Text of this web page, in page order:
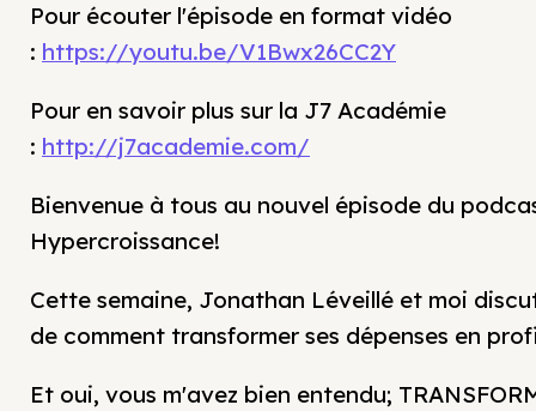
Pour écouter l'épisode en format vidéo
: https://youtu.be/V1Bwx26CC2Y
Pour en savoir plus sur la J7 Académie
: http://j7academie.com/
Bienvenue à tous au nouvel épisode du
Hypercroissance!
Cette semaine, Jonathan Léveillé et moi
de comment transformer ses dépenses en
Et oui, vous m'avez bien entendu;